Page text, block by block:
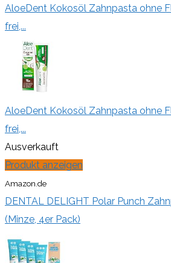
AloeDent Kokosöl Zahnpasta ohne
frei,...
AloeDent Kokosöl Zahnpasta ohne
frei,...
Ausverkauft
Produkt anzeigen
Amazon.de
DENTAL DELIGHT Polar Punch
(Minze, 4er Pack)